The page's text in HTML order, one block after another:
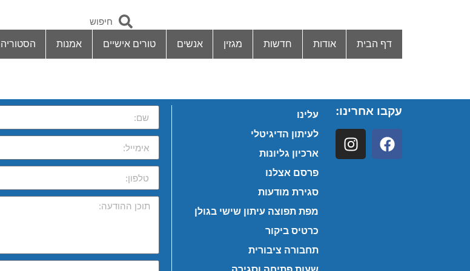
דף הבית
אודות חדשות מגזין אנשים טורים אישיים אמנות הסטוריה
עקבו אחרינו:
עלינו
לעיתון הדיגיטלי
ארכיון גליונות
פרסם אצלנו
סגירת מודעות
מפת תפוצה עיתון שישי בגולן
כרטיס ביקור
תחבורה ציבורית